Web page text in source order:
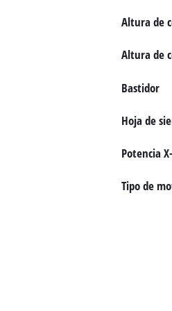
Altura de
Altura de
Bastidor
Hoja de
Potencia
Tipo de